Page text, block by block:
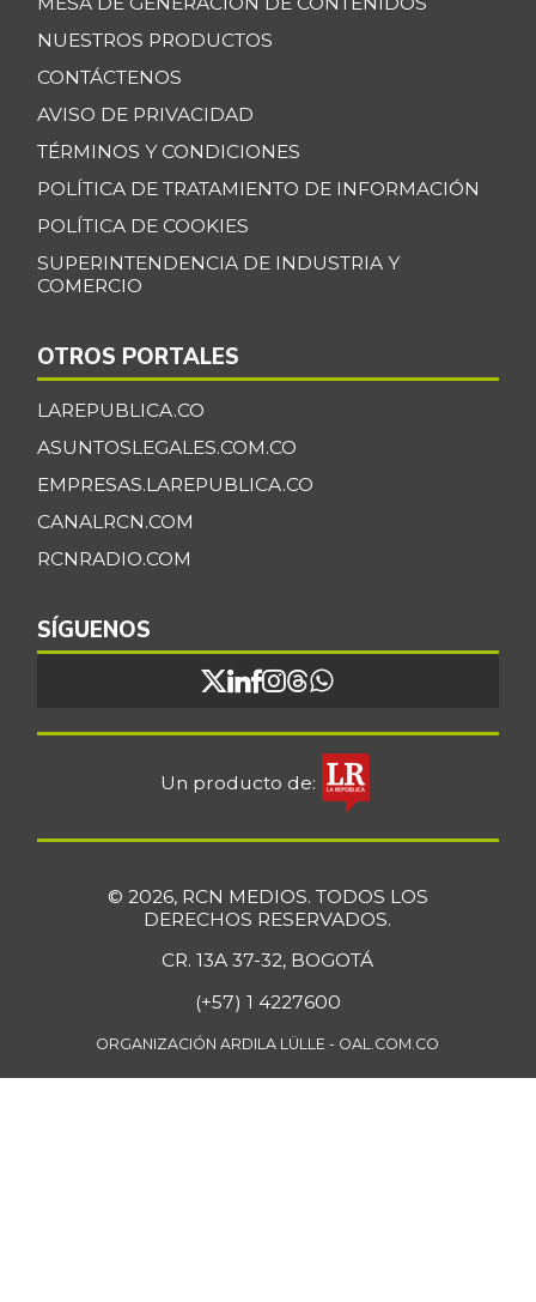
NUESTROS PRODUCTOS
CONTÁCTENOS
AVISO DE PRIVACIDAD
TÉRMINOS Y CONDICIONES
POLÍTICA DE TRATAMIENTO DE INFORMACIÓN
POLÍTICA DE COOKIES
SUPERINTENDENCIA DE INDUSTRIA Y
COMERCIO
OTROS PORTALES
LAREPUBLICA.CO
ASUNTOSLEGALES.COM.CO
EMPRESAS.LAREPUBLICA.CO
CANALRCN.COM
RCNRADIO.COM
SÍGUENOS
Un producto de:
© 2026, RCN MEDIOS. TODOS LOS
DERECHOS RESERVADOS.
CR. 13A 37-32, BOGOTÁ
(+57) 1 4227600
ORGANIZACIÓN ARDILA LÜLLE - OAL.COM.CO